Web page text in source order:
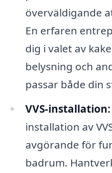
överväldigande
En erfaren
dig i valet av
belysning och
passar både din
VVS-installation:
installation av
avgörande för
badrum.